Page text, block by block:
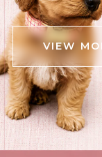
可愛いワニが届
たところがあ
た。 斜めがけ
ていたら、中
(確認不足でし
お出かけの時
いました❗️
VIEW